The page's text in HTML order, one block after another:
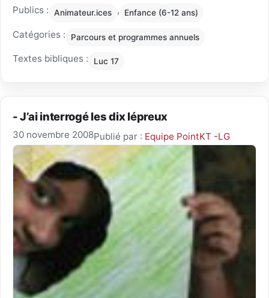
Publics : Animateur.ices , Enfance (6-12 ans)
Catégories : Parcours et programmes annuels
Textes bibliques : Luc 17
- J’ai interrogé les dix lépreux
30 novembre 2008Publié par : Equipe PointKT -LG